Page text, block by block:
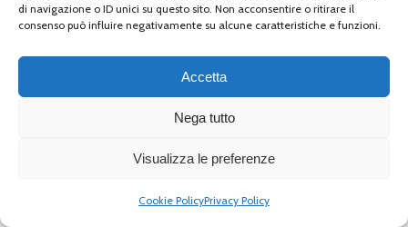
di navigazione o ID unici su questo sito. Non acconsentire o ritirare il
consenso può influire negativamente su alcune caratteristiche e funzioni.
Accetta
Nega tutto
Visualizza le preferenze
Cookie PolicyPrivacy Policy